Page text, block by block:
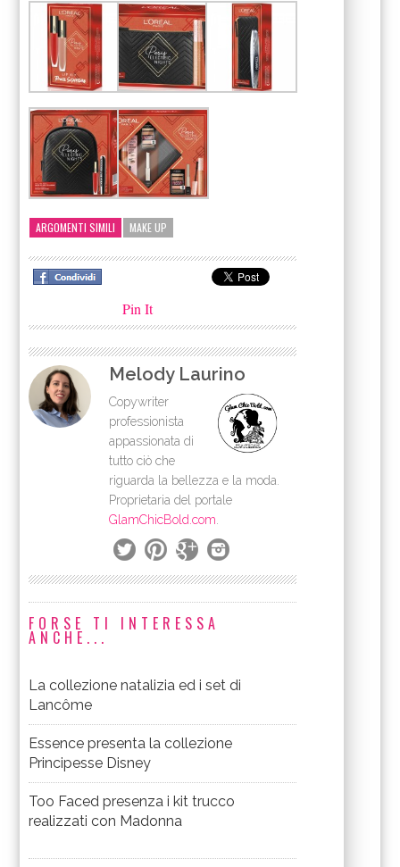
ARGOMENTI SIMILI MAKE UP
Pin It
Melody Laurino
Copywriter
professionista
appassionata di
tutto ciò che
riguarda la bellezza e la moda.
Proprietaria del portale
GlamChicBold.com
FORSE TI INTERESSA
ANCHE...
La collezione natalizia ed i set di
Lancôme
Essence presenta la collezione
Principesse Disney
Too Faced presenza i kit trucco
realizzati con Madonna